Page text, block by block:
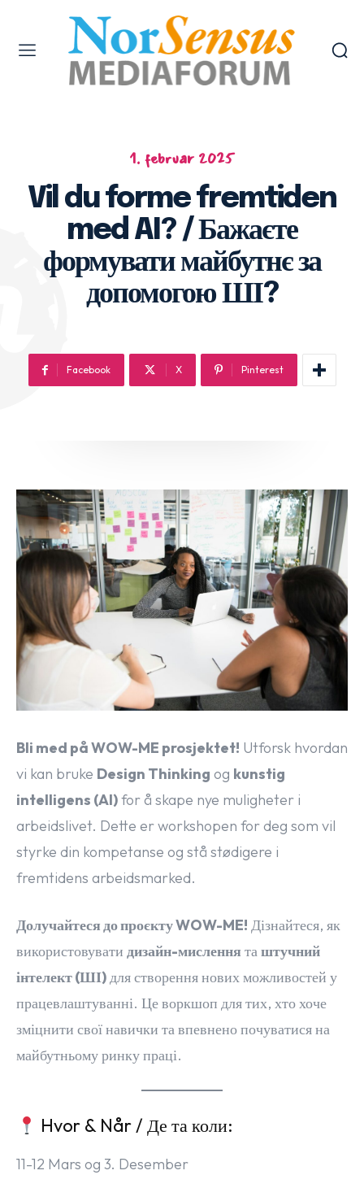
1. februar 2025
Vil du forme fremtiden
med AI? / Бажаєте
формувати майбутнє за
допомогою ШІ?
Facebook X Pinterest
Bli med på WOW-ME prosjektet! Utforsk hvordan
vi kan bruke Design Thinking og kunstig
intelligens (AI)for å skape nye muligheter i
arbeidslivet. Dette er workshopen for deg som vil
styrke din kompetanse og stå stødigere i
fremtidens arbeidsmarked.
Долучайтеся до проєкту WOW-ME! Дізнайтеся, як
використовувати дизайн-мислення таштучний
інтелект (ШІ)для створення нових можливостей у
працевлаштуванні. Це воркшоп для тих, хто хоче
зміцнити свої навички та впевнено почуватися на
майбутньому ринку праці.
Hvor & Når / Де та коли:
11-12 Mars og 3. Desember